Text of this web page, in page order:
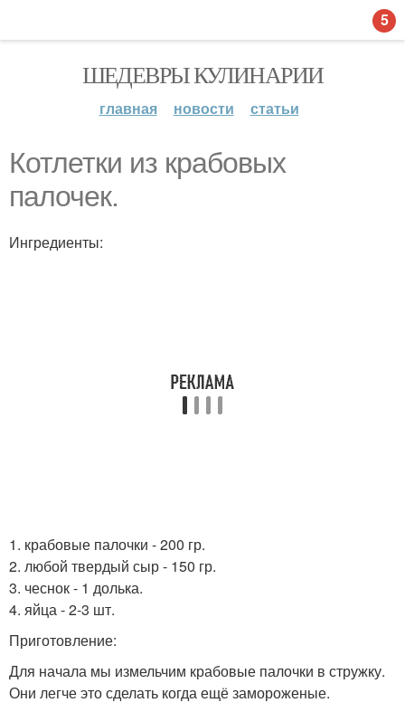
ШЕДЕВРЫ КУЛИНАРИИ
главная новости статьи
Котлетки из крабовых
палочек.
Ингредиенты:
1. крабовые палочки - 200 гр.
2. любой твердый сыр - 150 гр.
3. чеснок - 1 долька.
4. яйца - 2-3 шт.
Приготовление:
Для начала мы измельчим крабовые палочки в стружку.
Они легче это сделать когда ещё замороженые.
5